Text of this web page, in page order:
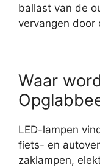
ballast van de
vervangen door
Waar
LED-lampen
fiets- en
zaklampen,